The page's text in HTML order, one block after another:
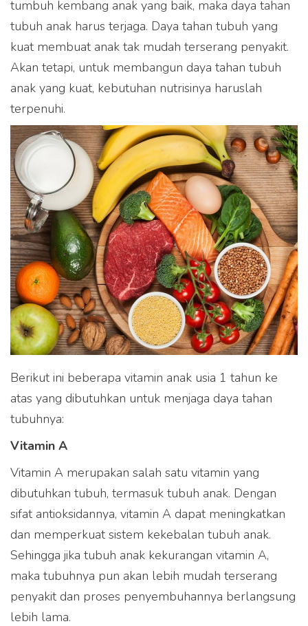
tumbuh kembang anak yang baik, maka daya tahan
tubuh anak harus terjaga. Daya tahan tubuh yang
kuat membuat anak tak mudah terserang penyakit.
Akan tetapi, untuk membangun daya tahan tubuh
anak yang kuat, kebutuhan nutrisinya haruslah
terpenuhi.
Berikut ini beberapa vitamin anak usia 1 tahun ke
atas yang dibutuhkan untuk menjaga daya tahan
tubuhnya:
Vitamin A
Vitamin A merupakan salah satu vitamin yang
dibutuhkan tubuh, termasuk tubuh anak. Dengan
sifat antioksidannya, vitamin A dapat meningkatkan
dan memperkuat sistem kekebalan tubuh anak.
Sehingga jika tubuh anak kekurangan vitamin A,
maka tubuhnya pun akan lebih mudah terserang
penyakit dan proses penyembuhannya berlangsung
lebih lama.